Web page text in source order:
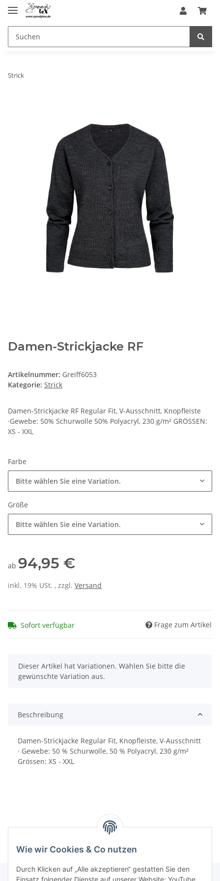
Strick
Damen-Strickjacke RF
Artikelnummer: Greiff6053
Kategorie: Strick
Damen-Strickjacke RF Regular Fit, V-Ausschnitt, Knopfleiste
·Gewebe: 50% Schurwolle 50% Polyacryl, 230 g/m² GRÖSSEN:
XS - XXL
Farbe
Bitte wählen Sie eine Variation.
Größe
Bitte wählen Sie eine Variation.
ab 94,95 €
inkl. 19% USt. , zzgl. Versand
Sofort verfügbar Frage zum Artikel
x
Dieser Artikel hat Variationen. Wählen Sie bitte die
gewünschte Variation aus.
Beschreibung
Damen-Strickjacke Regular Fit, Knopfleiste, V-Ausschnitt
· Gewebe: 50 % Schurwolle, 50 % Polyacryl, 230 g/m²
Grössen: XS - XXL
Wie wir Cookies & Co nutzen
Durch Klicken auf „Alle akzeptieren“ gestatten Sie den